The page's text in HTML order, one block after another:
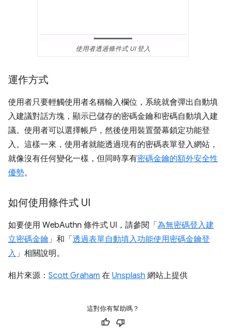
使用者透過條件式 UI 登入
運作方式
使用者只要輕觸使用者名稱輸入欄位，系統就會彈出自動填
入建議對話方塊，顯示已儲存的密碼金鑰和密碼自動填入建
議。使用者可以選擇帳戶，然後使用裝置螢幕鎖定功能登
入。這樣一來，使用者就能透過現有的密碼表單登入網站，
就像沒有任何變化一樣，但同時享有密碼金鑰的額外安全性
優勢。
如何使用條件式 UI
如要使用 WebAuthn 條件式 UI，請參閱「 為無密碼登入建
立密碼金鑰」和「 透過表單自動填入功能使用密碼金鑰登
入」相關說明。
相片來源： Scott Graham 在 Unsplash 網站上提供
這對你有幫助嗎？